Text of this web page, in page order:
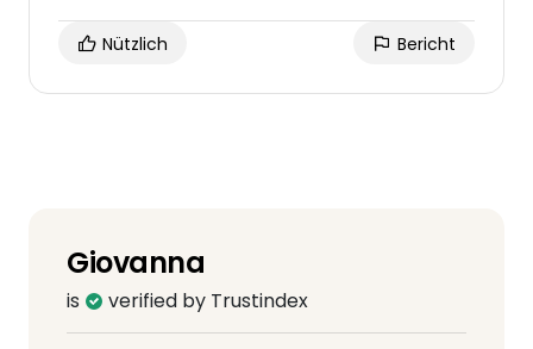
Nützlich Bericht
Giovanna
is verified by Trustindex